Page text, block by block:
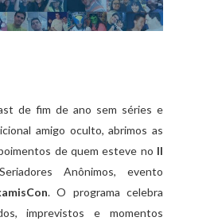
de fim de ano sem séries e
amigo oculto, abrimos as
de quem esteve no II
Anônimos, evento
. O programa celebra
imprevistos e momentos